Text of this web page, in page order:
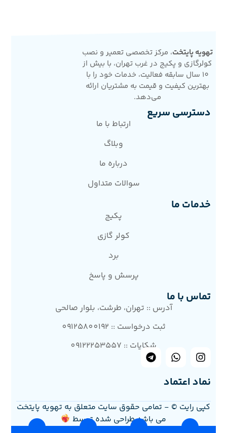
تهویه پایتخت، مرکز تخصصی تعمیر و نصب
کولرگازی و پکیج در غرب تهران، با بیش از
10 سال سابقه فعالیت، خدمات خود را با
بهترین کیفیت و قیمت به مشتریان ارائه
می‌دهد.
دسترسی سریع
ارتباط با ما
وبلاگ
درباره ما
سوالات متداول
خدمات ما
پکیج
کولر گازی
برد
پرسش و پاسخ
تماس با ما
آدرس :: تهران، طرشت، بلوار صالحی
ثبت درخواست :: 09125800192
شکایات :: 09122253557
نماد اعتماد
کپی رایت © - تمامی حقوق سایت متعلق به تهویه پایتخت
می باشد.طراحی شده توسط